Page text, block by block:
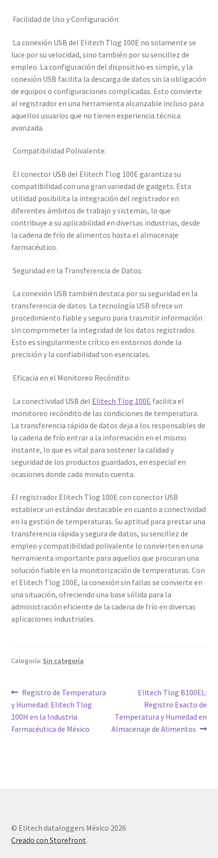
Facilidad de Uso y Configuración:
La conexión USB del Elitech Tlog 100E no solamente se
luce por su velocidad, sino también por su sencillez de
empleo. La configuración del dispositivo es simple, y la
conexión USB facilita la descarga de datos sin la obligación
de equipos o configuraciones complicadas. Esto convierte
al registrador en una herramienta alcanzable incluso para
aquellos usuarios que no tienen experiencia técnica
avanzada.
Compatibilidad Polivalente:
El conector USB del Elitech Tlog 100E garantiza su
compatibilidad con una gran variedad de gadgets. Esta
utilidad posibilita la integración del registrador en
diferentes ámbitos de trabajo y sistemas, lo que
contribuye a su aplicabilidad en diversas industrias, desde
la cadena de frío de alimentos hasta el almacenaje
farmacéutico.
Seguridad en la Transferencia de Datos:
La conexión USB también destaca por su seguridad en la
transferencia de datos. La tecnología USB ofrece un
procedimiento fiable y seguro para trasmitir información
sin comprometer la integridad de los datos registrados.
Esto es singularmente crítico en entornos donde la
precisión y la confiabilidad son esenciales.
Eficacia en el Monitoreo Recóndito:
La conectividad USB del Elitech Tlog 100E facilita el
monitoreo recóndito de las condiciones de temperatura.
La transferencia rápida de datos deja a los responsables de
la cadena de frío entrar a la información en el mismo
instante, lo que es vital para sostener la calidad y
seguridad de los productos guardados, en especial en
ocasiones donde cada minuto cuenta.
El registrador Elitech Tlog 100E con conector USB
establece un estándar destacable en cuanto a conectividad
en la gestión de temperaturas. Su aptitud para prestar una
transferencia rápida y segura de datos, su sencillez de
empleo y compatibilidad polivalente lo convierten en una
herramienta importante para aquellos que procuran una
solución fiable en la monitorización de temperaturas. Con
el Elitech Tlog 100E, la conexión sin fallas se convierte en
una situación, ofreciendo una base sólida para la
administración eficiente de la cadena de frío en diversas
aplicaciones industriales.
Categoría: Sin categoría
Navegación
de
entradas
Entrada
anterior:
Registro de Temperatura
y Humedad: Elitech Tlog
100H en la Industria
Farmacéutica de México
Siguiente
entrada:
Elitech Tlog B100EL:
Registro Exacto de
Temperatura y Humedad en
Almacenaje de Alimentos
© Elitech dataloggers México 2026
Creado con Storefront.